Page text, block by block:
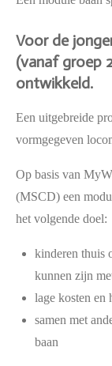
Voorde
(vanaf groep
ontwikkeld.
Een uitgebreide
vormgegeven
Op basis van
(MSCD) een
het volgende doel:
kinderen thuis
kunnen zijn
lage kosten en
samen met
baan